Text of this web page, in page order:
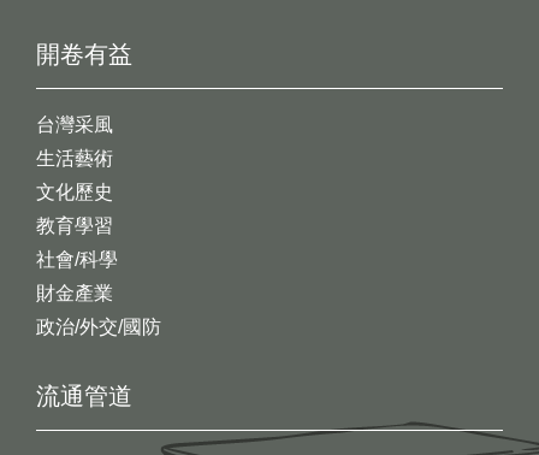
開卷有益
台灣采風
生活藝術
文化歷史
教育學習
社會/科學
財金產業
政治/外交/國防
流通管道